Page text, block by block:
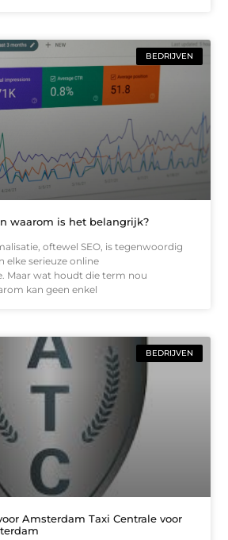
BEDRIJVEN
waarom is het belangrijk?
oftewel SEO, is tegenwoordig
elke serieuze online
Maar wat houdt die term nou
kan geen enkel
BEDRIJVEN
Amsterdam Taxi Centrale voor